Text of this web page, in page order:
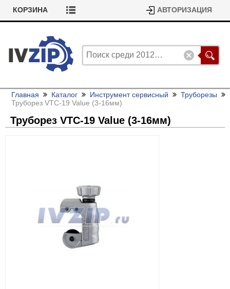
КОРЗИНА АВТОРИЗАЦИЯ
Главная Каталог Инструмент сервисный
Труборезы
Труборез VTC-19 Value (3-16мм)
Труборез VTC-19 Value (3-16мм)